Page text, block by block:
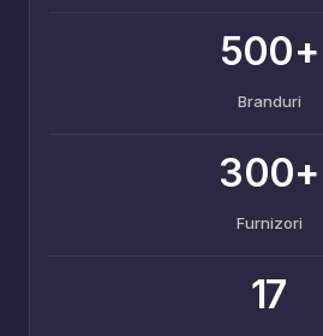
500+
Branduri
300+
Furnizori
17